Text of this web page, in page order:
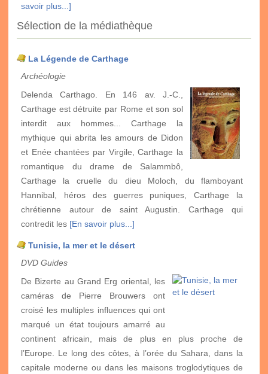
savoir plus...]
Sélection de la médiathèque
La Légende de Carthage
Archéologie
Delenda Carthago. En 146 av. J.-C.,
Carthage est détruite par Rome et son sol
interdit aux hommes... Carthage la
mythique qui abrita les amours de Didon
et Enée chantées par Virgile, Carthage la
romantique du drame de Salammbô,
Carthage la cruelle du dieu Moloch, du flamboyant
Hannibal, héros des guerres puniques, Carthage la
chrétienne autour de saint Augustin. Carthage qui
contredit les [En savoir plus...]
Tunisie, la mer et le désert
DVD Guides
De Bizerte au Grand Erg oriental, les
caméras de Pierre Brouwers ont
croisé les multiples influences qui ont
marqué un état toujours amarré au
continent africain, mais de plus en plus proche de
l’Europe. Le long des côtes, à l’orée du Sahara, dans la
capitale moderne ou dans les maisons troglodytiques de